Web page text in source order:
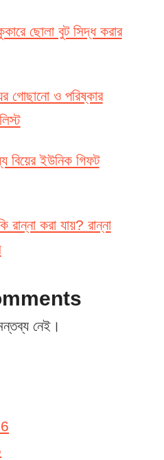
ছোলা বুট সিদ্ধ করার
গোছানো ও পরিষ্কার
বিয়ের ইউনিক গিফট
রান্না করা যায়? রান্না
নেই।